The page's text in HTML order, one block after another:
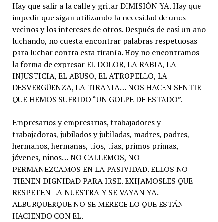
Hay que salir a la calle y gritar DIMISIÓN YA. Hay que
impedir que sigan utilizando la necesidad de unos
vecinos y los intereses de otros. Después de casi un año
luchando, no cuesta encontrar palabras respetuosas
para luchar contra esta tiranía. Hoy no encontramos
la forma de expresar EL DOLOR, LA RABIA, LA
INJUSTICIA, EL ABUSO, EL ATROPELLO, LA
DESVERGÜENZA, LA TIRANIA… NOS HACEN SENTIR
QUE HEMOS SUFRIDO “UN GOLPE DE ESTADO”.
Empresarios y empresarias, trabajadores y
trabajadoras, jubilados y jubiladas, madres, padres,
hermanos, hermanas, tíos, tías, primos primas,
jóvenes, niños… NO CALLEMOS, NO
PERMANEZCAMOS EN LA PASIVIDAD. ELLOS NO
TIENEN DIGNIDAD PARA IRSE. EXIJAMOSLES QUE
RESPETEN LA NUESTRA Y SE VAYAN YA.
ALBURQUERQUE NO SE MERECE LO QUE ESTÁN
HACIENDO CON EL.